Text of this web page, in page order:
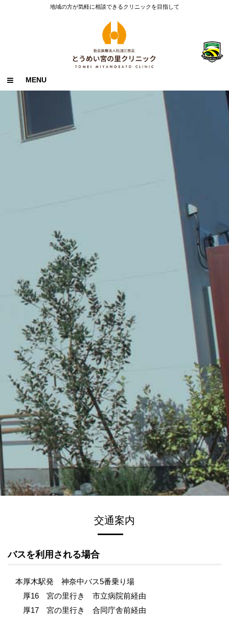
地域の方が気軽に相談できるクリニックを目指して
MENU
交通案内
バスを利用される場合
本厚木駅発 神奈中バス5番乗り場
厚16 宮の里行き 市立病院前経由
厚17 宮の里行き 合同庁舎前経由